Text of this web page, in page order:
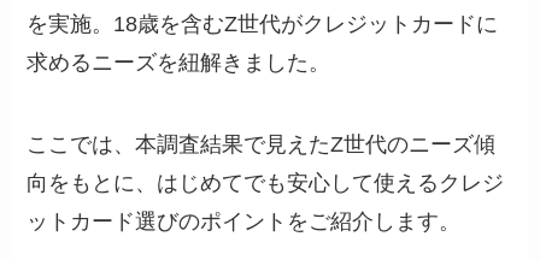
を実施。18歳を含むZ世代がクレジットカードに
求めるニーズを紐解きました。
ここでは、本調査結果で見えたZ世代のニーズ傾
向をもとに、はじめてでも安心して使えるクレジ
ットカード選びのポイントをご紹介します。